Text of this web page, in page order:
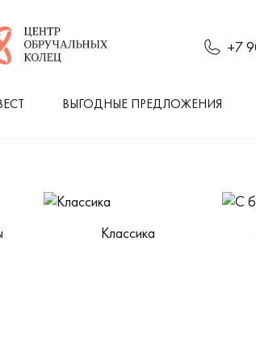
компании
+7
ВЫГОДНЫЕ ПРЕДЛОЖЕНИЯ
Классика